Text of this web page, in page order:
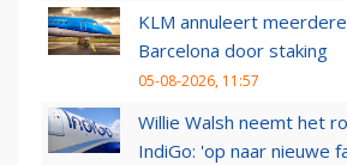
KLM annuleert
Barcelona door staking
05-08-2026, 11:57
Willie Walsh neemt het
IndiGo: 'op naar nieuwe